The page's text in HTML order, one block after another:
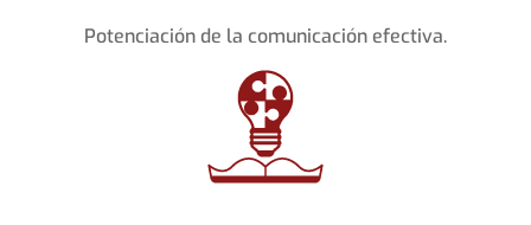
Potenciación de la comunicación efectiva.